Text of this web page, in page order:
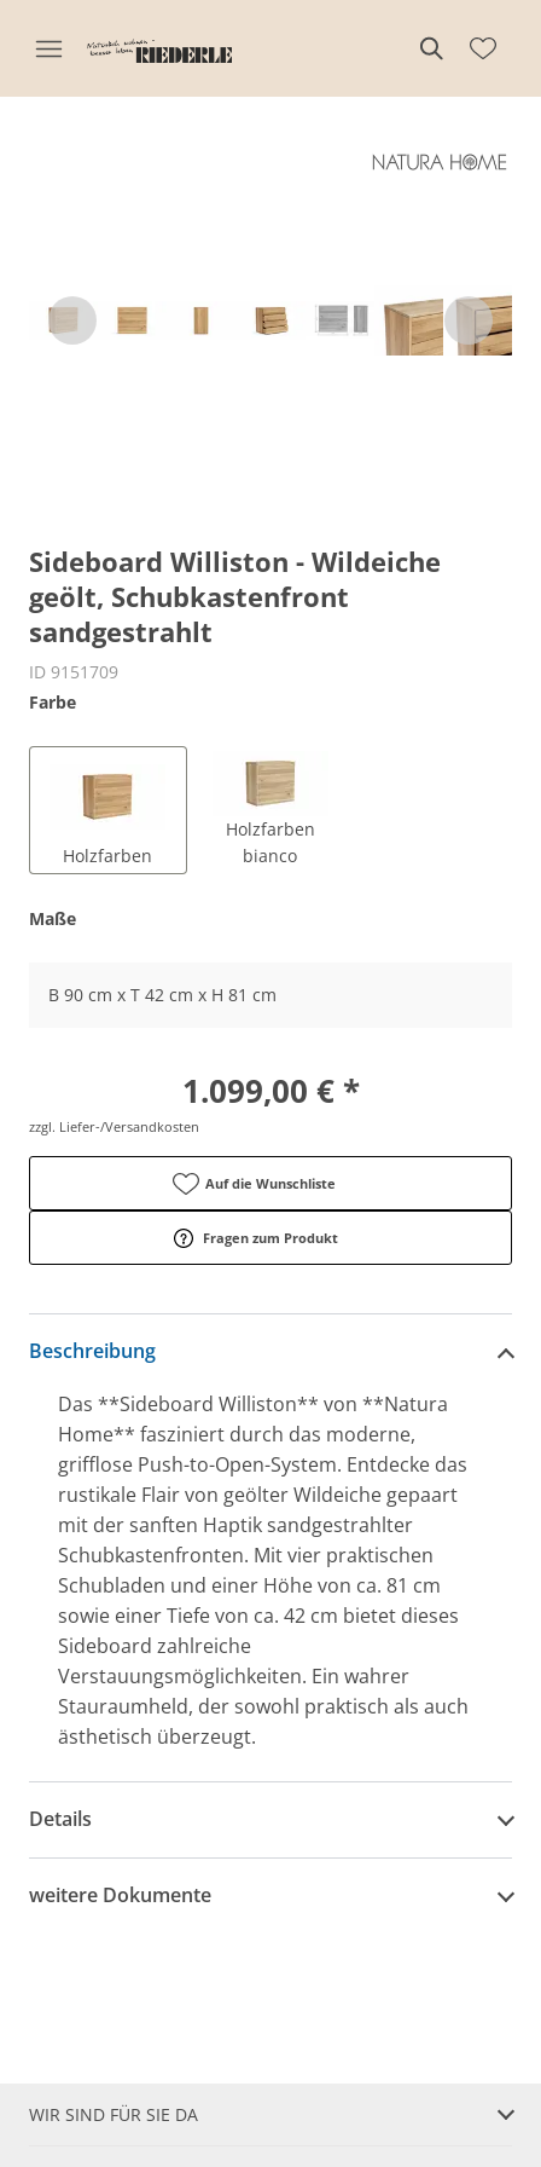
Sideboard Williston - Wildeiche
geölt, Schubkastenfront
sandgestrahlt
ID 9151709
Farbe
Holzfarben
Holzfarben
bianco
Maße
B 90 cm x T 42 cm x H 81 cm
1.099,00 € *
zzgl. Liefer-/Versandkosten
Auf die Wunschliste
Fragen zum Produkt
Beschreibung
Das **Sideboard Williston** von **Natura
Home** fasziniert durch das moderne,
grifflose Push-to-Open-System. Entdecke das
rustikale Flair von geölter Wildeiche gepaart
mit der sanften Haptik sandgestrahlter
Schubkastenfronten. Mit vier praktischen
Schubladen und einer Höhe von ca. 81 cm
sowie einer Tiefe von ca. 42 cm bietet dieses
Sideboard zahlreiche
Verstauungsmöglichkeiten. Ein wahrer
Stauraumheld, der sowohl praktisch als auch
ästhetisch überzeugt.
Details
weitere Dokumente
WIR SIND FÜR SIE DA